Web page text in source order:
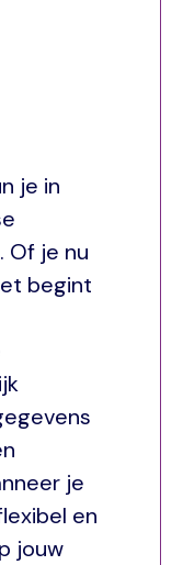
je in
Of je nu
begint
je
en
jouw